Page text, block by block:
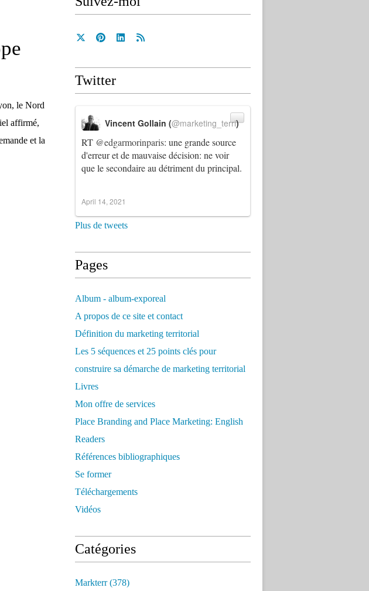
le Nord
affirmé,
et la
Twitter
RT @edgarmorinparis: une grande source
d'erreur et de mauvaise décision: ne voir
que le secondaire au détriment du principal.
Vincent Gollain (@marketing_terri)
April 14, 2021
Plus de tweets
Pages
Album - album-exporeal
A propos de ce site et contact
Définition du marketing territorial
Les 5 séquences et 25 points clés pour
construire sa démarche de marketing territorial
Livres
Mon offre de services
Place Branding and Place Marketing: English
Readers
Références bibliographiques
Se former
Téléchargements
Vidéos
Catégories
Markterr(378)